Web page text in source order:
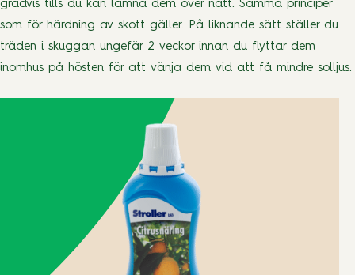
gradvis tills du kan lämna dem över natt. Samma principer
som för härdning av skott gäller. På liknande sätt ställer du
träden i skuggan ungefär 2 veckor innan du flyttar dem
inomhus på hösten för att vänja dem vid att få mindre solljus.